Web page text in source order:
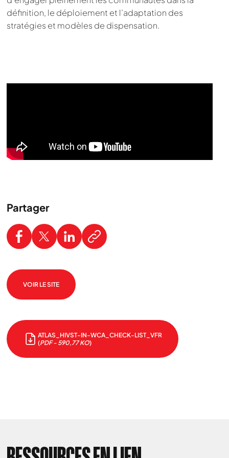
définition, le déploiement et l’adaptation des
stratégies et modèles de dispensation.
Partager
VOIR LE SITE
ATLAS_HIVST-IN-WCA_CHECK-LIST_VFR
(PDF - 590,77 KO)
Nous cherchons le contenu
demandé....